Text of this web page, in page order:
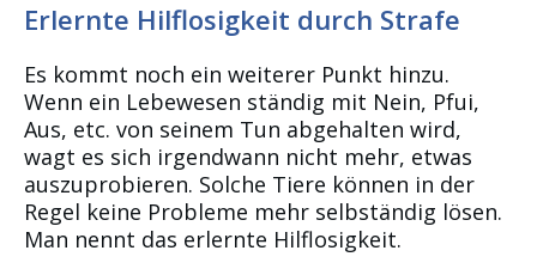
Erlernte Hilflosigkeit durch Strafe
Es kommt noch ein weiterer Punkt hinzu.
Wenn ein Lebewesen ständig mit Nein, Pfui,
Aus, etc. von seinem Tun abgehalten wird,
wagt es sich irgendwann nicht mehr, etwas
auszuprobieren. Solche Tiere können in der
Regel keine Probleme mehr selbständig lösen.
Man nennt das erlernte Hilflosigkeit.